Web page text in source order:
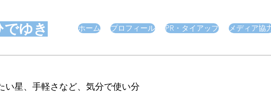
ゆき ホーム プロフィール PR・タイアップ メディア協
星、手軽さなど、気分で使い分